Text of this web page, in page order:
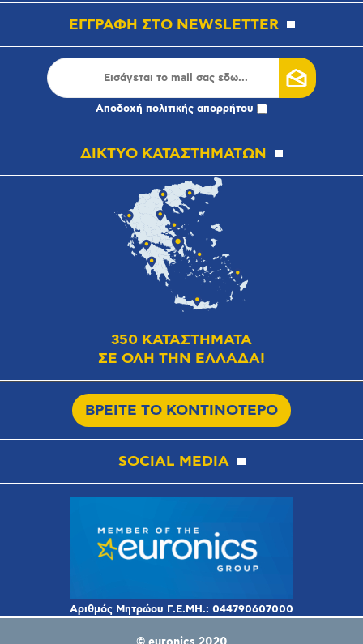
ΕΓΓΡΑΦΗ ΣΤΟ NEWSLETTER
Αποδοχή πολιτικής απορρήτου
ΔΙΚΤΥΟ ΚΑΤΑΣΤΗΜΑΤΩΝ
350 ΚΑΤΑΣΤΗΜΑΤΑ
ΣΕ ΟΛΗ ΤΗΝ ΕΛΛΑΔΑ!
ΒΡΕΙΤΕ ΤΟ ΚΟΝΤΙΝΟΤΕΡΟ
SOCIAL MEDIA